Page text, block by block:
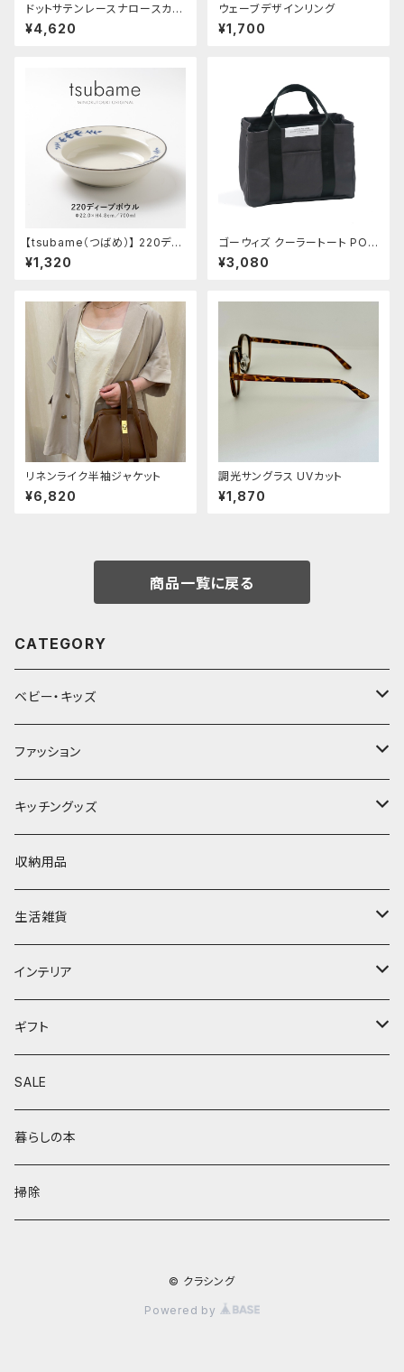
ドットサテンレースナロースカー
ト
¥4,620
ウェーブデザインリング
¥1,700
【tsubame（つばめ）】 220ディ
ープボウル [日本製 美濃焼 食
器 深皿]オリジナル
¥1,320
ゴーウィズ クーラートート POS
T GENERAL
¥3,080
リネンライク半袖ジャケット
¥6,820
調光サングラス UVカット
¥1,870
商品一覧に戻る
CATEGORY
ベビー・キッズ
ベビー服(〜95cm)
70cm
80cm
キッズ服(100cm〜)
100cm
110cm
子ども用ファッション小物
ヘアアクセサリー
スタイ
マフラー・ネックウォーマー
行事/記念品
ベビー用品
通園、通学グッズ
おもちゃ
kiko&gg
男の子服
女の子服
ファッション
トップス
ワンピース
ボトム
サロペット
アウター
バッグ・ポーチ
ポーチ
アクセサリー
ピアス
ヘアアクセサリー
キッチングッズ
食器
ラーメン鉢
カトラリー
調理器具
ファブリック
コースター
鍋敷き
収納
収納用品
生活雑貨
防虫グッズ
暮らしの道具
ショッピングバッグ
インテリア
ラグ/マット
インテリア小物
花器
ドライフラワー
家具
ギフト
ベビーギフト
誕生日ギフト
母の日
SALE
暮らしの本
掃除
© クラシング
Powered by